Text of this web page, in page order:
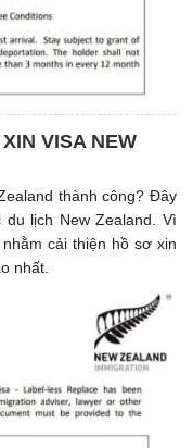
VISA NEW
thành công? Đây
lịch New Zealand. Vì
cải thiện hồ sơ xin
nhất.